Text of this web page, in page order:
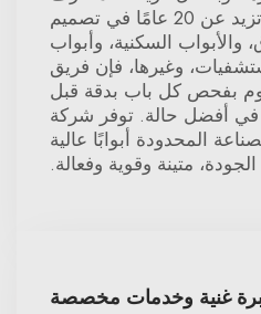
الذي يمتلك خبرة تزيد عن 20 عامًا في تصميم
والأبواب السكنية، وأبواب
وغيرها، فإن فريق
بفحص كل باب بدقة قبل
في أفضل حالة. توفر شركة
المحدودة أبوابًا عالية
الجودة، متينة وقوية وفعالة.
غنية وخدمات مخصصة